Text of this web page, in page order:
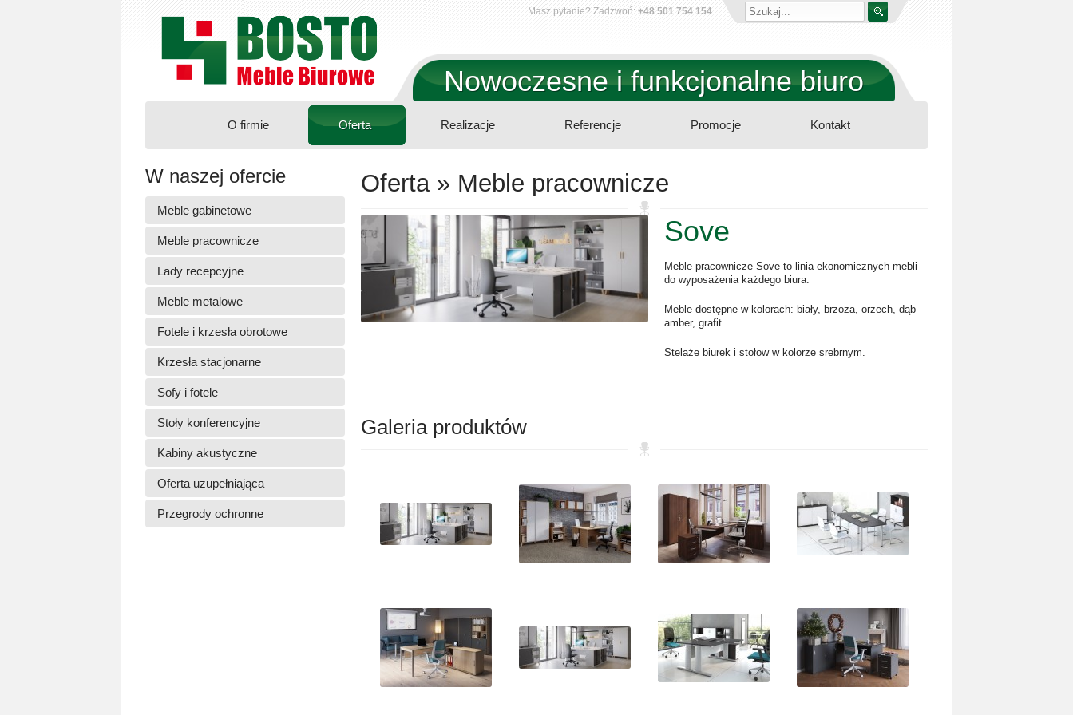
Nowoczesne i funkcjonalne biuro
Masz pytanie? Zadzwoń: +48 501 754 154
O firmie Oferta Realizacje Referencje Promocje Kontakt
W naszej ofercie
Meble gabinetowe
Meble pracownicze
Lady recepcyjne
Meble metalowe
Fotele i krzesła obrotowe
Krzesła stacjonarne
Sofy i fotele
Stoły konferencyjne
Kabiny akustyczne
Oferta uzupełniająca
Przegrody ochronne
Oferta » Meble pracownicze
Sove
Meble pracownicze Sove to linia ekonomicznych mebli
do wyposażenia każdego biura.
Meble dostępne w kolorach: biały, brzoza, orzech, dąb
amber, grafit.
Stelaże biurek i stołow w kolorze srebrnym.
Galeria produktów